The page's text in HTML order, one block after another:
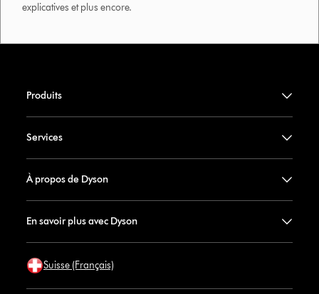
explicatives et plus encore.
Produits
Services
À propos de Dyson
En savoir plus avec Dyson
Suisse (Français)